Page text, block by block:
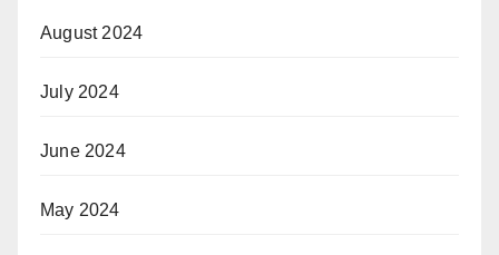
August 2024
July 2024
June 2024
May 2024